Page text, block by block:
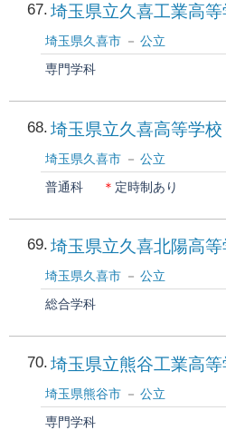
67 埼玉県立久喜工業高等
埼玉県久喜市
公立
専門学科
68 埼玉県立久喜高等学校
埼玉県久喜市
公立
普通科
＊ 定時制あり
69 埼玉県立久喜北陽高等
埼玉県久喜市
公立
総合学科
70 埼玉県立熊谷工業高等
埼玉県熊谷市
公立
専門学科